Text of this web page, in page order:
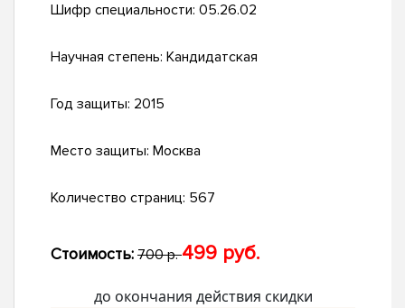
Шифр специальности: 05.26.02
Научная степень: Кандидатская
Год защиты: 2015
Место защиты: Москва
Количество страниц: 567
Стоимость: 700 р.499 руб.
до окончания действия скидки